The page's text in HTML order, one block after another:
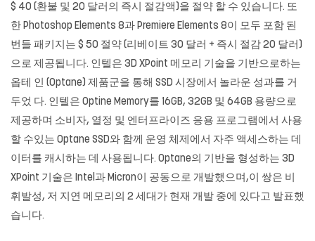
$ 40 (환불 및 20 달러의 즉시 절감액)을 절약 할 수 있습니다. 또
한 Photoshop Elements 8과 Premiere Elements 8이 모두 포함 된
번들 패키지는 $ 50 절약 (리베이트 30 달러 + 즉시 절감 20 달러)
으로 제공됩니다. 인텔은 3D XPoint 메모리 기술을 기반으로하는
옵테 인 (Optane) 제품군을 통해 SSD 시장에서 놀라운 성과를 거
두었 다. 인텔은 Optine Memory를 16GB, 32GB 및 64GB 용량으로
제공하며 소비자, 열정 및 엔터프라이즈 응용 프로그램에서 사용
할 수있는 Optane SSD와 함께 운영 체제에서 자주 액세스하는 데
이터를 캐시하는 데 사용됩니다. Optane의 기반을 형성하는 3D
XPoint 기술은 Intel과 Micron이 공동으로 개발했으며,이 쌍은 비
휘발성, 저 지연 메모리의 2 세대가 현재 개발 중에 있다고 발표했
습니다.